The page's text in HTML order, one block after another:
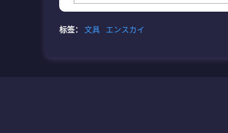
标签： 文具 エンスカイ